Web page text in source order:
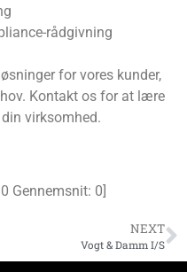
rådgivning
for vores kunder,
Kontakt os for at lære
virksomhed.
0 Gennemsnit: 0
NEXT
Vogt & Damm I/S